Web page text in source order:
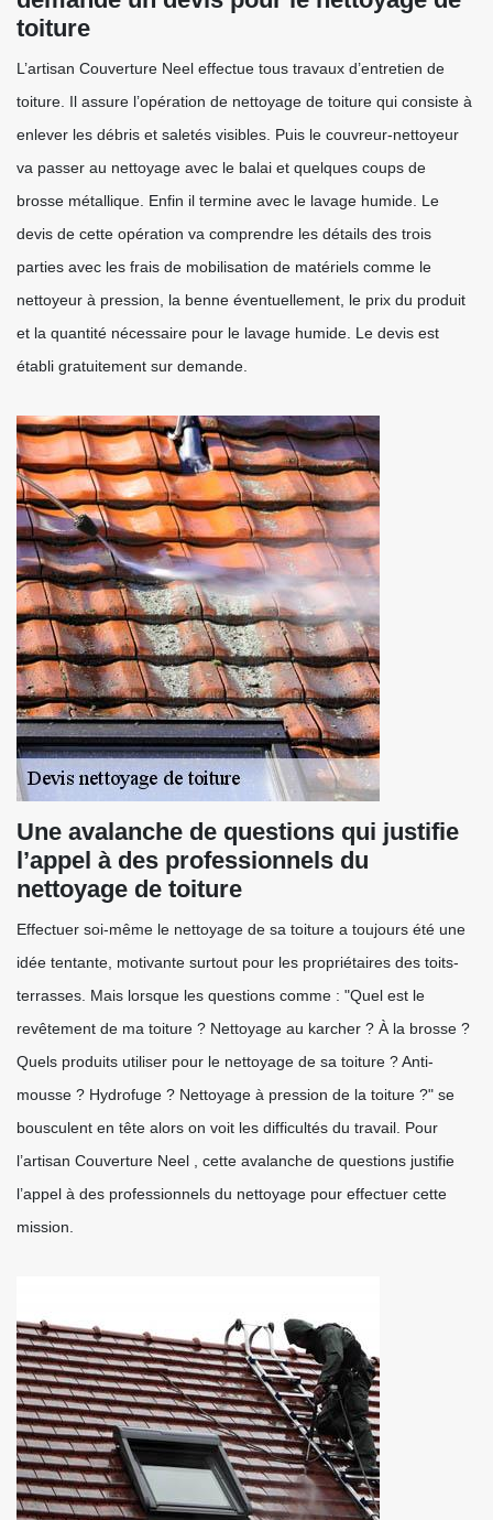
toiture
L’artisan Couverture Neel effectue tous travaux d’entretien de
toiture. Il assure l’opération de nettoyage de toiture qui consiste à
enlever les débris et saletés visibles. Puis le couvreur-nettoyeur
va passer au nettoyage avec le balai et quelques coups de
brosse métallique. Enfin il termine avec le lavage humide. Le
devis de cette opération va comprendre les détails des trois
parties avec les frais de mobilisation de matériels comme le
nettoyeur à pression, la benne éventuellement, le prix du produit
et la quantité nécessaire pour le lavage humide. Le devis est
établi gratuitement sur demande.
Une avalanche de questions qui justifie
l’appel à des professionnels du
nettoyage de toiture
Effectuer soi-même le nettoyage de sa toiture a toujours été une
idée tentante, motivante surtout pour les propriétaires des toits-
terrasses. Mais lorsque les questions comme : "Quel est le
revêtement de ma toiture ? Nettoyage au karcher ? À la brosse ?
Quels produits utiliser pour le nettoyage de sa toiture ? Anti-
mousse ? Hydrofuge ? Nettoyage à pression de la toiture ?" se
bousculent en tête alors on voit les difficultés du travail. Pour
l’artisan Couverture Neel , cette avalanche de questions justifie
l’appel à des professionnels du nettoyage pour effectuer cette
mission.